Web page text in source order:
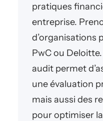
pratiques
entreprise.
d’organisations
PwC ou
audit permet
une évaluation
mais aussi des
pour optimiser